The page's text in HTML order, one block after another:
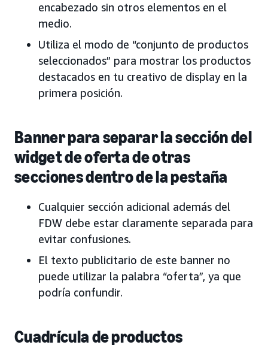
encabezado sin otros elementos en el
medio.
Utiliza el modo de “conjunto de productos
seleccionados” para mostrar los productos
destacados en tu creativo de display en la
primera posición.
Banner para separar la sección del
widget de oferta de otras
secciones dentro de la pestaña
Cualquier sección adicional además del
FDW debe estar claramente separada para
evitar confusiones.
El texto publicitario de este banner no
puede utilizar la palabra “oferta”, ya que
podría confundir.
Cuadrícula de productos